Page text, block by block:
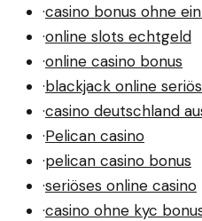
·casino bonus ohne
·online slots echtgeld
·online casino bonus
·blackjack online seriös
·casino deutschland
·Pelican casino
·pelican casino bonus
·seriöses online casino
·casino ohne kyc